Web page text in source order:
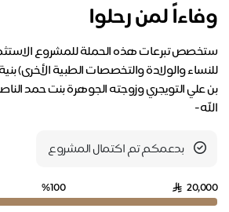
وفاءاً لمن رحلوا
ستخصص تبرعات هذه الحملة للمشروع
للنساء والولادة والتخصصات الطبية الأخرى)
بن علي التويجري وزوجته الجوهرة بنت حمد
الله-
بدعمكم تم اكتمال المشروع
20,000
%100